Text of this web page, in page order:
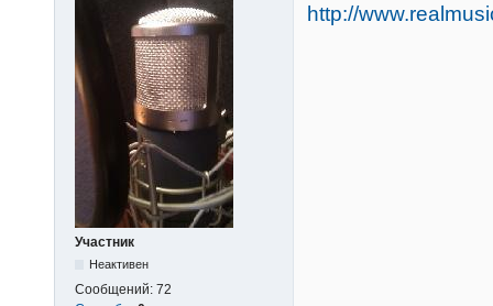
Участник
Неактивен
Сообщений: 72
http://